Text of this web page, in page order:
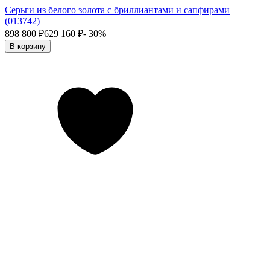
Серьги из белого золота с бриллиантами и сапфирами
(013742)
898 800 ₽629 160 ₽- 30%
В корзину